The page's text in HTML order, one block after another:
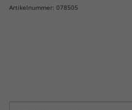
Artikelnummer: 078505